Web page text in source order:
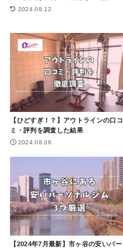
2024.08.12
【ひどすぎ！？】アウトラインの口コ
ミ・評判を調査した結果
2024.08.06
【2024年7月最新】市ヶ谷の安いパー